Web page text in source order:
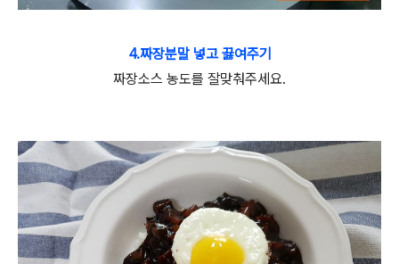
4.짜장분말 넣고 끓여주기
짜장소스 농도를 잘맞춰주세요.